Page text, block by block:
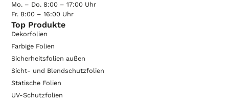
Mo. – Do. 8:00 – 17:00 Uhr
Fr. 8:00 – 16:00 Uhr
Top Produkte
Dekorfolien
Farbige Folien
Sicherheitsfolien außen
Sicht- und Blendschutzfolien
Statische Folien
UV-Schutzfolien